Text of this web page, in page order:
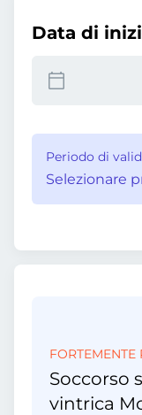
Data di
Periodo di
Selezionare
Soccorso
vintrica